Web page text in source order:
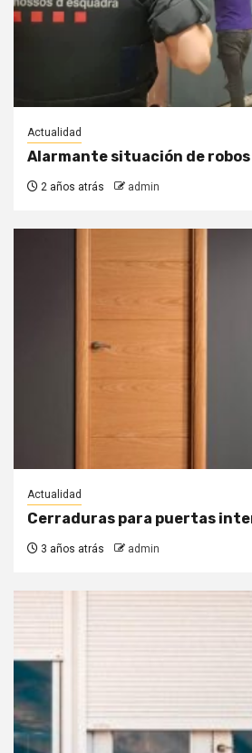
Actualidad
Alarmante situación de robos
2 años atrás admin
Actualidad
Cerraduras para puertas
3 años atrás admin